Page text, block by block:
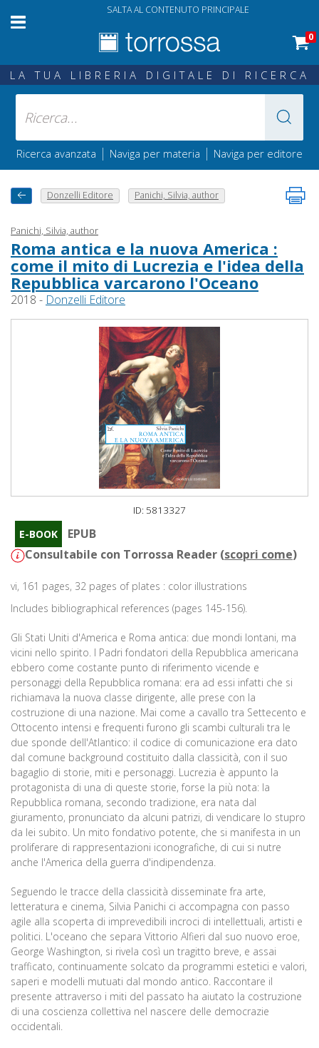
SALTA AL CONTENUTO PRINCIPALE
0
LA TUA LIBRERIA DIGITALE DI RICERCA
Ricerca avanzata | Naviga per materia | Naviga per editore
Donzelli Editore Panichi, Silvia, author
Panichi, Silvia, author
Roma antica e la nuova America :
come il mito di Lucrezia e l'idea della
Repubblica varcarono l'Oceano
2018 - Donzelli Editore
ID: 5813327
E-BOOK
EPUB
Consultabile con Torrossa Reader (scopri come)
vi, 161 pages, 32 pages of plates : color illustrations
Includes bibliographical references (pages 145-156).
Gli Stati Uniti d'America e Roma antica: due mondi lontani, ma
vicini nello spirito. I Padri fondatori della Repubblica americana
ebbero come costante punto di riferimento vicende e
personaggi della Repubblica romana: era ad essi infatti che si
richiamava la nuova classe dirigente, alle prese con la
costruzione di una nazione. Mai come a cavallo tra Settecento e
Ottocento intensi e frequenti furono gli scambi culturali tra le
due sponde dell'Atlantico: il codice di comunicazione era dato
dal comune background costituito dalla classicità, con il suo
bagaglio di storie, miti e personaggi. Lucrezia è appunto la
protagonista di una di queste storie, forse la più nota: la
Repubblica romana, secondo tradizione, era nata dal
giuramento, pronunciato da alcuni patrizi, di vendicare lo stupro
da lei subito. Un mito fondativo potente, che si manifesta in un
proliferare di rappresentazioni iconografiche, di cui si nutre
anche l'America della guerra d'indipendenza.
Seguendo le tracce della classicità disseminate fra arte,
letteratura e cinema, Silvia Panichi ci accompagna con passo
agile alla scoperta di imprevedibili incroci di intellettuali, artisti e
politici. L'oceano che separa Vittorio Alfieri dal suo nuovo eroe,
George Washington, si rivela così un tragitto breve, e assai
trafficato, continuamente solcato da programmi estetici e valori,
saperi e modelli mutuati dal mondo antico. Raccontare il
presente attraverso i miti del passato ha aiutato la costruzione
di una coscienza collettiva nel nascere delle democrazie
occidentali.